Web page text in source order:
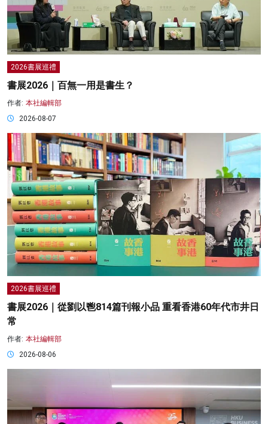
2026書展巡禮
書展2026｜百無一用是書生？
作者: 本社編輯部
2026-08-07
2026書展巡禮
書展2026｜從劉以鬯814篇刊報小品 重看香港60年代市井日
常
作者: 本社編輯部
2026-08-06